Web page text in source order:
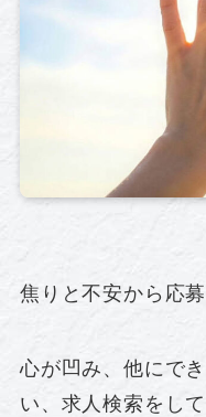
焦りと不安から応
心が凹み、他にで
い、求人検索をし